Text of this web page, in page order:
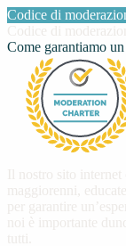
Codice di
Codice di
Come garantiamo
Il nostro sito internet
maggiorenni,
per garantire
noi è importante